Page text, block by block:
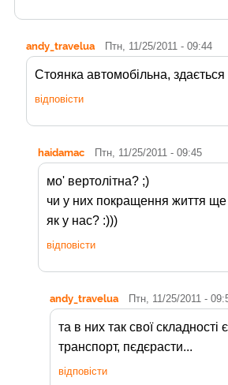
andy_travelua Птн, 11/25/2011 - 09:44
Стоянка автомобільна, здається
відповісти
haidamac Птн, 11/25/2011 - 09:45
мо' вертолітна? ;)
чи у них покращення життя ще
як у нас? :)))
відповісти
andy_travelua Птн, 11/25/2011 -
та в них так свої складності
транспорт, пєдєрасти...
відповісти